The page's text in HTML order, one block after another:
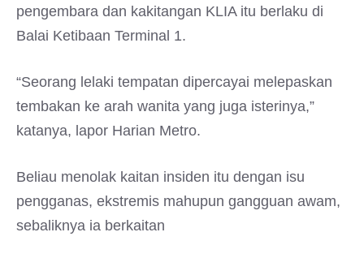
pengembara dan kakitangan KLIA itu berlaku di
Balai Ketibaan Terminal 1.
“Seorang lelaki tempatan dipercayai melepaskan
tembakan ke arah wanita yang juga isterinya,”
katanya, lapor Harian Metro.
Beliau menolak kaitan insiden itu dengan isu
pengganas, ekstremis mahupun gangguan awam,
sebaliknya ia berkaitan